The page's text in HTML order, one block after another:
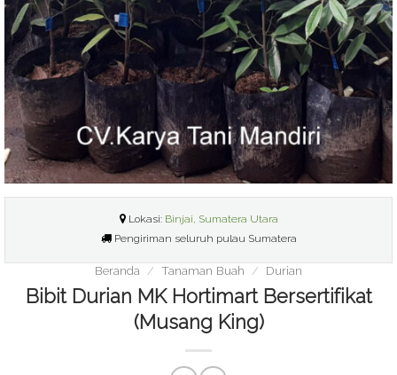
Lokasi: Binjai, Sumatera Utara
Pengiriman seluruh pulau Sumatera
Beranda / Tanaman Buah / Durian
Bibit Durian MK Hortimart Bersertifikat
(Musang King)